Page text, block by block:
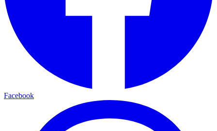
Facebook